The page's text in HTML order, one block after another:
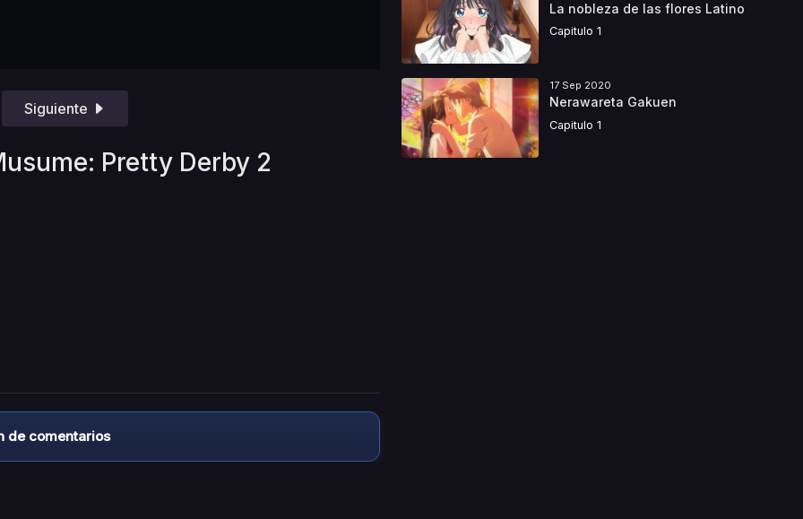
Siguiente
Pretty Derby 2
de comentarios
La nobleza de las flores Latino
Capitulo 1
17 Sep 2020
Nerawareta Gakuen
Capitulo 1